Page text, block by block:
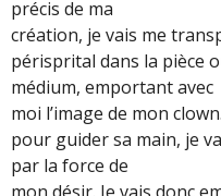
précis de ma
création, je vais me
périsprital dans la pièce
médium, emportant avec
moi l’image de mon
pour guider sa main, je
par la force de